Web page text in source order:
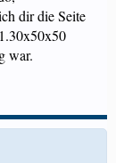
dir die Seite
war.